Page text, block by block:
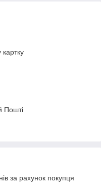
Пошті
за рахунок покупця